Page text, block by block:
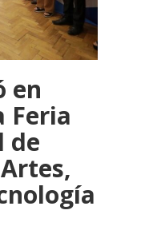
en
Feria
de